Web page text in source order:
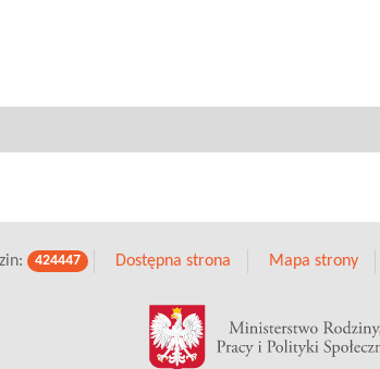
424447 Dostępna strona Mapa strony